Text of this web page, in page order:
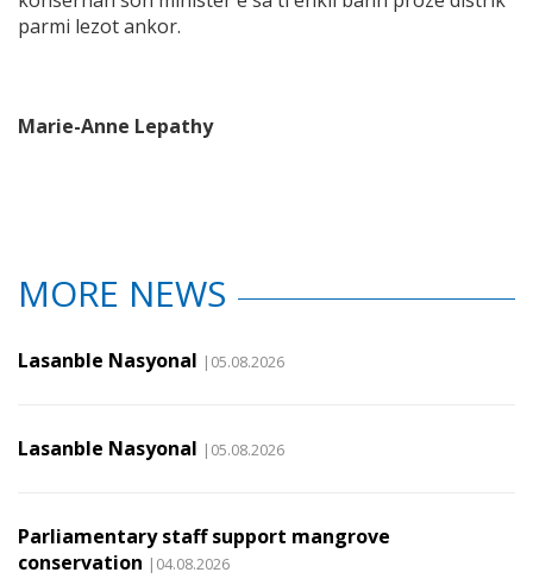
parmi lezot ankor.
Marie-Anne Lepathy
MORE NEWS
Lasanble Nasyonal |05.08.2026
Lasanble Nasyonal |05.08.2026
Parliamentary staff support mangrove
conservation |04.08.2026